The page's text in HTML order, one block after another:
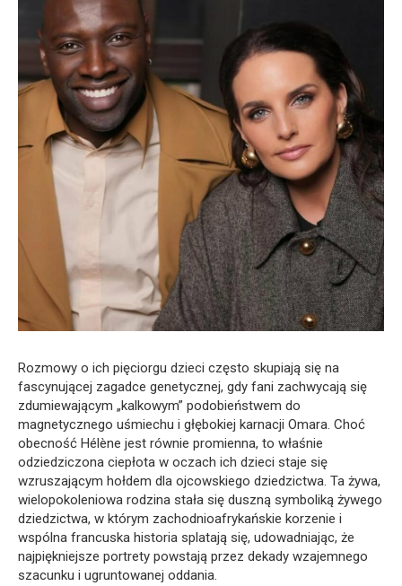
Rozmowy o ich pięciorgu dzieci często skupiają się na
fascynującej zagadce genetycznej, gdy fani zachwycają się
zdumiewającym „kalkowym” podobieństwem do
magnetycznego uśmiechu i głębokiej karnacji Omara. Choć
obecność Hélène jest równie promienna, to właśnie
odziedziczona ciepłota w oczach ich dzieci staje się
wzruszającym hołdem dla ojcowskiego dziedzictwa. Ta żywa,
wielopokoleniowa rodzina stała się duszną symboliką żywego
dziedzictwa, w którym zachodnioafrykańskie korzenie i
wspólna francuska historia splatają się, udowadniając, że
najpiękniejsze portrety powstają przez dekady wzajemnego
szacunku i ugruntowanej oddania.